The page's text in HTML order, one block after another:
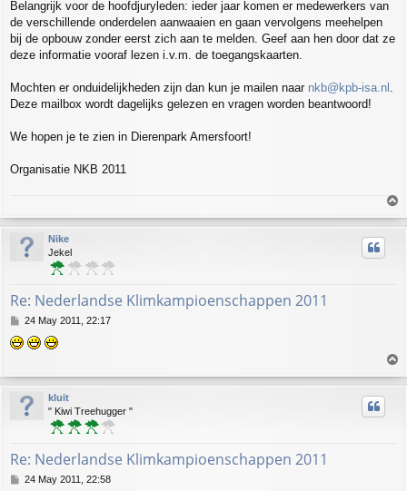
Belangrijk voor de hoofdjuryleden: ieder jaar komen er medewerkers van
de verschillende onderdelen aanwaaien en gaan vervolgens meehelpen
bij de opbouw zonder eerst zich aan te melden. Geef aan hen door dat ze
deze informatie vooraf lezen i.v.m. de toegangskaarten.
Mochten er onduidelijkheden zijn dan kun je mailen naar nkb@kpb-isa.nl
Deze mailbox wordt dagelijks gelezen en vragen worden beantwoord!
We hopen je te zien in Dierenpark Amersfoort!
Organisatie NKB 2011
o
p
Nike
Jekel
Re: Nederlandse Klimkampioenschappen 2011
P
s
24 May 2011, 22:17
o
p
kluit
" Kiwi Treehugger "
Re: Nederlandse Klimkampioenschappen 2011
P24 May 2011, 22:58